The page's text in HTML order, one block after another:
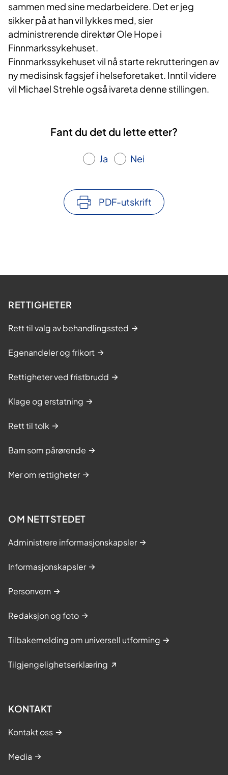
sammen med sine medarbeidere. Det er jeg
sikker på at han vil lykkes med, sier
administrerende direktør Ole Hope i
Finnmarkssykehuset.
Finnmarkssykehuset vil nå starte rekrutteringen av
ny medisinsk fagsjef i helseforetaket. Inntil videre
vil Michael Strehle også ivareta denne stillingen.
Fant du det du lette etter?
Ja Nei
PDF-utskrift
RETTIGHETER
Rett til valg av behandlingssted
Egenandeler og frikort
Rettigheter ved fristbrudd
Klage og erstatning
Rett til tolk
Barn som pårørende
Mer om rettigheter
OM NETTSTEDET
Administrere informasjonskapsler
Informasjonskapsler
Personvern
Redaksjon og foto
Tilbakemelding om universell utforming
Tilgjengelighetserklæring
KONTAKT
Kontakt oss
Media